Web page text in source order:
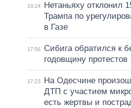
18:24
Нетаньяху отклонил
Трампа по
в Газе
17:56
Сибига обратился к
годовщину протестов
17:23
На Одесчине
ДТП с участием
есть жертвы и